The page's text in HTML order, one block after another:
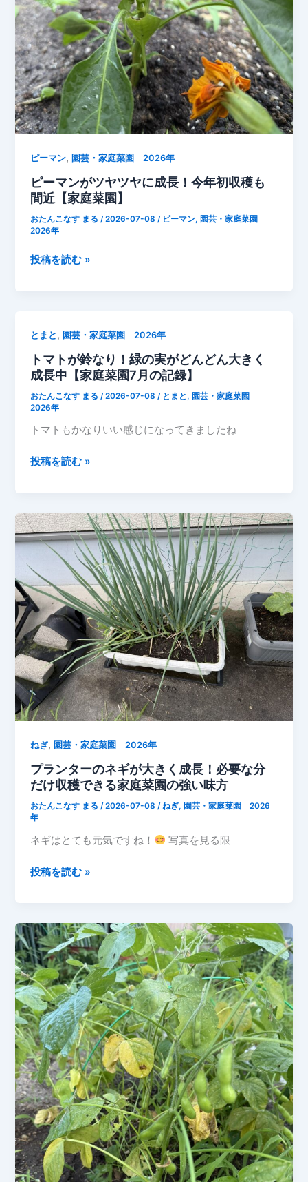
り
で
変
わ
る
枝
豆
の
ち
方
を
比
較
て
ピーマン,園芸・家庭菜園 2026年
ピーマンがツヤツヤに成長！今年初収穫も
間近【家庭菜園】
おたんこなす まる /2026-07-08 / ピーマン, 園芸・家庭菜園
2026年
ピ
ツ
ヤ
ツ
ヤ
に
成
今
穫
も
近
【家
庭
菜
園】
投稿を読む »
とまと ,園芸・家庭菜園 2026年
トマトが鈴なり！緑の実がどんどん大きく
成長中【家庭菜園7月の記録】
おたんこなす まる /2026-07-08 / とまと , 園芸・家庭菜園
2026年
トマトもかなりいい感じになってきましたね
ト
が
鈴
な
緑
の
実
が
ど
ん
ど
ん
大
く
長
中
【家
庭
菜
7
記
録】
投稿を読む »
ねぎ,園芸・家庭菜園 2026年
プランターのネギが大きく成長！必要な分
だけ収穫できる家庭菜園の強い味方
おたんこなす まる/2026-07-08/ねぎ, 園芸・家庭菜園 2026
年
ネギはとても元気ですね！ 写真を見る限
プ
タ
ー
の
ネ
ギ
が
大
き
く
成
長！
必
要
な
分
だ
投稿を読む »